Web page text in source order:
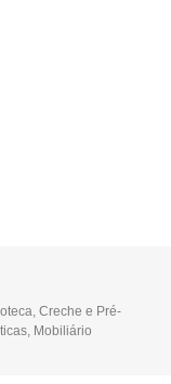
,Creche e Pré-
Mobiliário